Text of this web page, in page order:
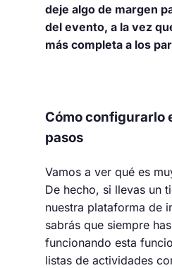
deje algo de margen
del evento, a la vez
más completa a los
Cómo configurarlo
pasos
Vamos a ver qué es
De hecho, si llevas un
nuestra plataforma de
sabrás que siempre
funcionando esta
listas de actividades